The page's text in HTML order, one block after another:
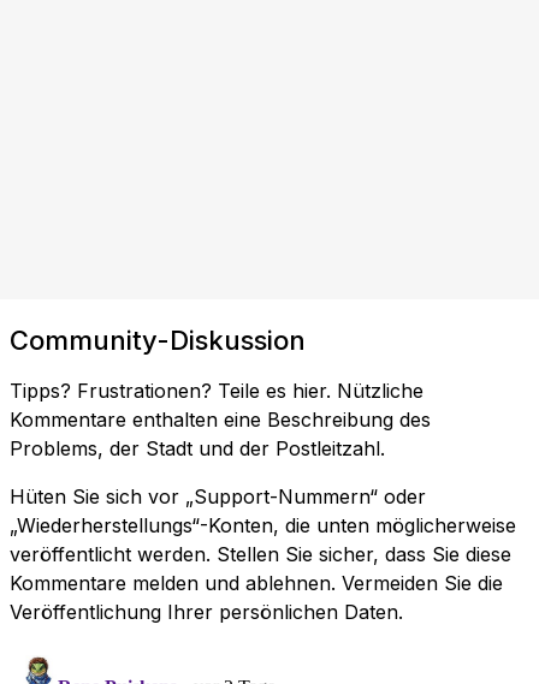
Community-Diskussion
Tipps? Frustrationen? Teile es hier. Nützliche
Kommentare enthalten eine Beschreibung des
Problems, der Stadt und der Postleitzahl.
Hüten Sie sich vor „Support-Nummern“ oder
„Wiederherstellungs“-Konten, die unten möglicherweise
veröffentlicht werden. Stellen Sie sicher, dass Sie diese
Kommentare melden und ablehnen. Vermeiden Sie die
Veröffentlichung Ihrer persönlichen Daten.